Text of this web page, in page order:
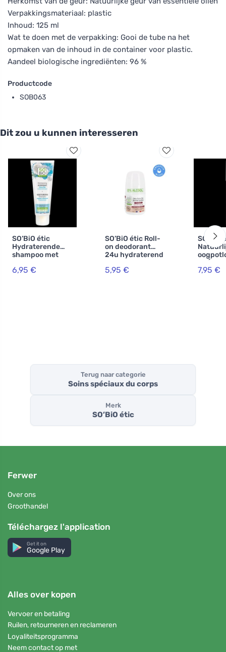
Verpakkingsmateriaal: plastic
Inhoud: 125 ml
Wat te doen met de verpakking: Gooi de tube na het
opmaken van de inhoud in de container voor plastic.
Aandeel biologische ingrediënten: 96 %
Productcode
SOB063
Dit zou u kunnen interesseren
SO’BiO étic
Hydraterende
shampoo met
hyaluronzuur BIO
6,95 €
SO’BiO étic Roll-
on deodorant
24u hydraterend
ezelinnenmelk -
5,95 €
SO’BiO
g) 02
7,95 €
Terug naar categorie
Soins spéciaux du corps
Merk
SO’BiO étic
Ferwer
Over ons
Groothandel
Téléchargez l'application
Get it on
Google Play
Alles over kopen
Vervoer en betaling
Ruilen, retourneren en reclameren
Loyaliteitsprogramma
Neem contact op met